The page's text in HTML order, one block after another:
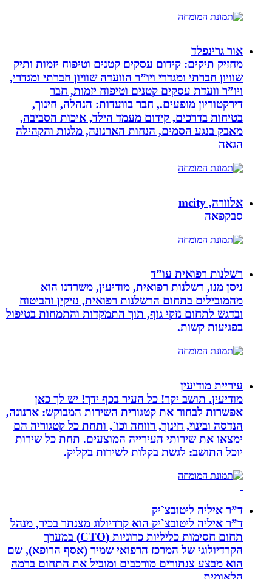
אור גרינפלד
מחזיק תיקים: קידום עסקים קטנים וטיפוח יזמות ותיק
שוויון חברתי ומגדרי ויו”ר הוועדה שוויון חברתי ומגדרי,
ויו”ר וועדת עסקים קטנים וטיפוח יזמות, חבר
דירקטוריון מופעים., חבר בוועדות: הנהלה, חינוך,
בטיחות בדרכים, קידום מעמד הילד, איכות הסביבה,
מאבק בנגע הסמים, הנחות הארנונה, מלגות והקהילה
הגאה
אלוורה, mcity
סבקפאה
רשלנות רפואית עו”ד
ניסן מנו, רשלנות רפואית, מודיעין, משרדנו הוא
מהמובילים בתחום הרשלנות רפואית, נזיקין והביטוח
ובדגש לתחום נזקי גוף, תוך התמקדות והתמחות בטיפול
בפגיעות קשות.
עיריית מודיעין
מודיעין. תושב יקר! כל העיר בכף ידך! יש לך כאן
אפשרות לבחור את קטגורית השירות המבוקש: ארנונה,
הנדסה ובינוי, חינוך, רווחה וכו`, ותחת כל קטגוריה הם
ימצאו את שירותי העירייה המוצעים. תחת כל שירות
יוכל התושב: לגשת בקלות לשירות בקליק.
ד”ר איליה ליטובצ`יק
ד”ר איליה ליטובצ`יק הוא קרדיולוג מצנתר בכיר, מנהל
תחום חסימות כליליות כרוניות (CTO) במערך
הקרדיולוגי של המרכז הרפואי שמיר (אסף הרופא), שם
הוא מבצע צנתורים מורכבים ומוביל את התחום ברמה